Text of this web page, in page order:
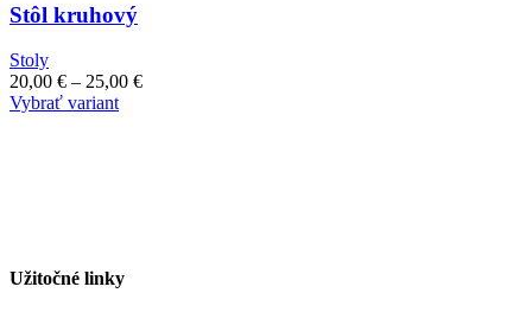
Stôl kruhový
Stoly
20,00 € – 25,00 €
Vybrať variant
Užitočné linky